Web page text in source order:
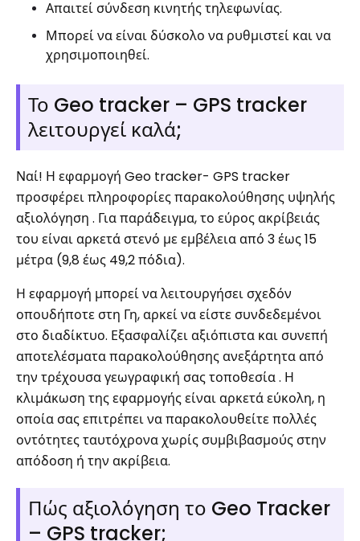
Απαιτεί σύνδεση κινητής τηλεφωνίας.
Μπορεί να είναι δύσκολο να ρυθμιστεί και να
χρησιμοποιηθεί.
Το Geo tracker – GPS tracker
λειτουργεί καλά;
Ναί! Η εφαρμογή Geo tracker- GPS tracker
προσφέρει πληροφορίες παρακολούθησης υψηλής
αξιολόγηση . Για παράδειγμα, το εύρος ακρίβειάς
του είναι αρκετά στενό με εμβέλεια από 3 έως 15
μέτρα (9,8 έως 49,2 πόδια).
Η εφαρμογή μπορεί να λειτουργήσει σχεδόν
οπουδήποτε στη Γη, αρκεί να είστε συνδεδεμένοι
στο διαδίκτυο. Εξασφαλίζει αξιόπιστα και συνεπή
αποτελέσματα παρακολούθησης ανεξάρτητα από
την τρέχουσα γεωγραφική σας τοποθεσία . Η
κλιμάκωση της εφαρμογής είναι αρκετά εύκολη, η
οποία σας επιτρέπει να παρακολουθείτε πολλές
οντότητες ταυτόχρονα χωρίς συμβιβασμούς στην
απόδοση ή την ακρίβεια.
Πώς αξιολόγηση το Geo Tracker
– GPS tracker;